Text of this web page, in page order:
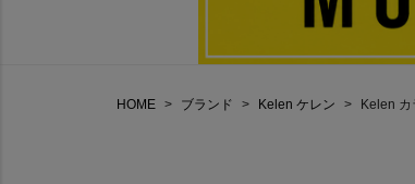
HOME ブランド Kelen ケレン Kelen カ